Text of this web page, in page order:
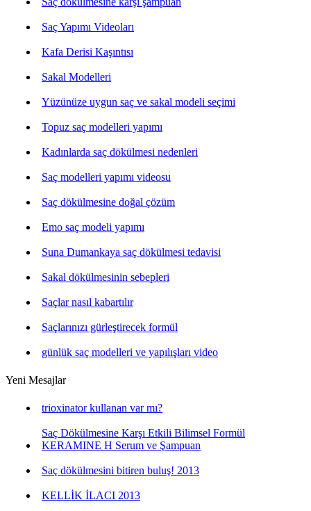
Saç Yapımı Videoları
Kafa Derisi Kaşıntısı
Sakal Modelleri
Yüzünüze uygun saç ve sakal modeli seçimi
Topuz saç modelleri yapımı
Kadınlarda saç dökülmesi nedenleri
Saç modelleri yapımı videosu
Saç dökülmesine doğal çözüm
Emo saç modeli yapımı
Suna Dumankaya saç dökülmesi tedavisi
Sakal dökülmesinin sebepleri
Saçlar nasıl kabartılır
Saçlarınızı gürleştirecek formül
günlük saç modelleri ve yapılışları video
Yeni Mesajlar
trioxinator kullanan var mı?
Saç Dökülmesine Karşı Etkili Bilimsel Formül
KERAMINE H Serum ve Şampuan
Saç dökülmesini bitiren buluş! 2013
KELLİK İLACI 2013